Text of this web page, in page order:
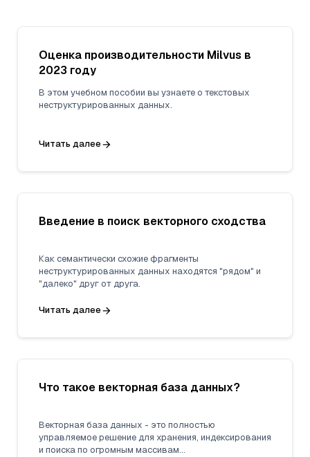
Оценка производительности Milvus в
2023 году
В этом учебном пособии вы узнаете о текстовых
неструктурированных данных.
Читать далее
Введение в поиск векторного сходства
Как семантически схожие фрагменты
неструктурированных данных находятся "рядом" и
"далеко" друг от друга.
Читать далее
Что такое векторная база данных?
Векторная база данных - это полностью
управляемое решение для хранения, индексирования
и поиска по огромным массивам